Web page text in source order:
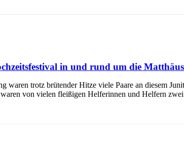
in und rund um die
waren trotz brütender Hitze viele Paare an diesem
von vielen fleißigen Helferinnen und Helfern